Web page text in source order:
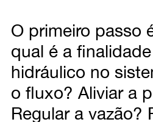
O primeiro passo
qual é a
hidráulico no
o fluxo? Aliviar a
Regular a vazão?